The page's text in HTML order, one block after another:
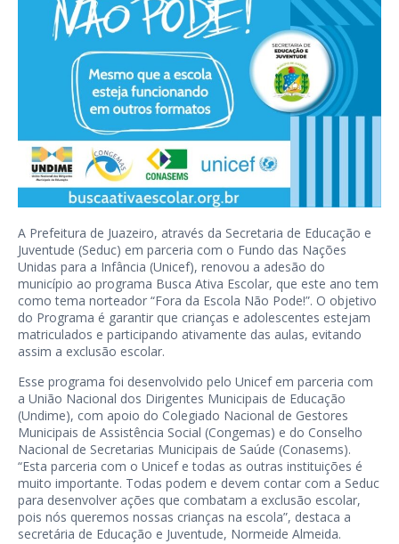
A Prefeitura de Juazeiro, através da Secretaria de Educação e
Juventude (Seduc) em parceria com o Fundo das Nações
Unidas para a Infância (Unicef), renovou a adesão do
município ao programa Busca Ativa Escolar, que este ano tem
como tema norteador “Fora da Escola Não Pode!”. O objetivo
do Programa é garantir que crianças e adolescentes estejam
matriculados e participando ativamente das aulas, evitando
assim a exclusão escolar.
Esse programa foi desenvolvido pelo Unicef em parceria com
a União Nacional dos Dirigentes Municipais de Educação
(Undime), com apoio do Colegiado Nacional de Gestores
Municipais de Assistência Social (Congemas) e do Conselho
Nacional de Secretarias Municipais de Saúde (Conasems).
“Esta parceria com o Unicef e todas as outras instituições é
muito importante. Todas podem e devem contar com a Seduc
para desenvolver ações que combatam a exclusão escolar,
pois nós queremos nossas crianças na escola”, destaca a
secretária de Educação e Juventude, Normeide Almeida.